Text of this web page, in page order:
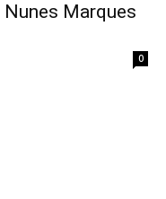
Marques
0